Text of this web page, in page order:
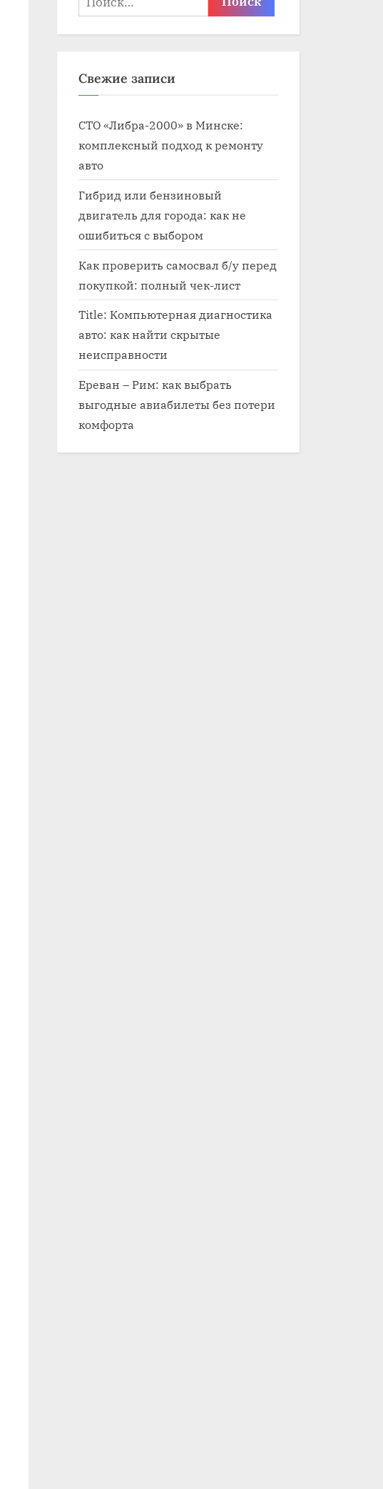
Свежие записи
СТО «Либра-2000» в Минске:
комплексный подход к ремонту
авто
Гибрид или бензиновый
двигатель для города: как не
ошибиться с выбором
Как проверить самосвал б/у перед
покупкой: полный чек-лист
Title: Компьютерная диагностика
авто: как найти скрытые
неисправности
Ереван – Рим: как выбрать
выгодные авиабилеты без потери
комфорта